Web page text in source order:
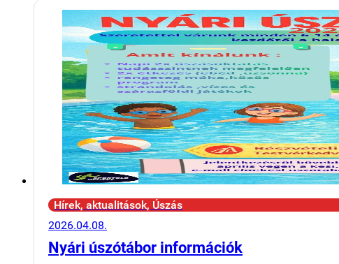
Hírek, aktualitások, Úszás
2026.04.08.
Nyári úszótábor információk